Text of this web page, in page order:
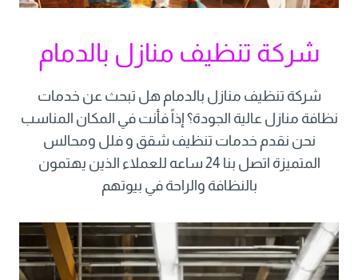
شركة تنظيف منازل بالدمام
شركة تنظيف منازل بالدمام هل تبحث عن خدمات
نظافة منازل عالية الجودة؟ إذاً فأنت في المكان المناسب
نحن نقدم خدمات تنظيف شقق و فلل ومحالس
المتميزة اتصل بنا 24 ساعه للعملاء الذين يهتمون
بالنظافة والراحة في بيوتهم